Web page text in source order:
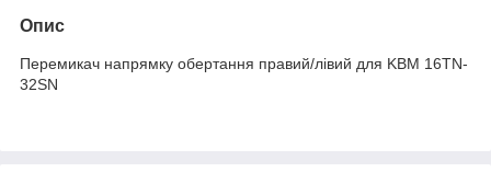
Опис
Перемикач напрямку обертання правий/лівий для KBM 16TN-
32SN